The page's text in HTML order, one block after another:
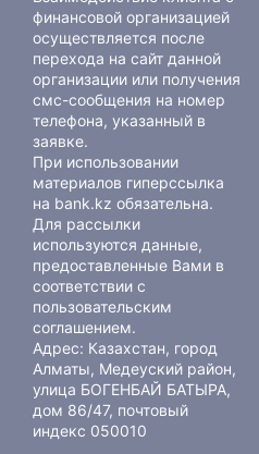
финансовой организацией
осуществляется после
перехода на сайт данной
организации или получения
смс-сообщения на номер
телефона, указанный в
заявке.
При использовании
материалов гиперссылка
на bank.kz обязательна.
Для рассылки
используются данные,
предоставленные Вами в
соответствии с
пользовательским
соглашением.
Адрес: Казахстан, город
Алматы, Медеуский район,
улица БОГЕНБАЙ БАТЫРА,
дом 86/47, почтовый
индекс 050010